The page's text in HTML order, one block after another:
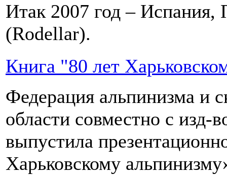
Итак 2007 год – Испания,
(Rodellar).
Книга "80 лет
Федерация альпинизма и
области совместно с изд-
выпустила
Харьковскому